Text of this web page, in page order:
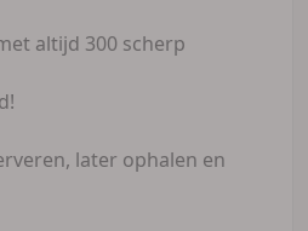
altijd 300 scherp
later ophalen en